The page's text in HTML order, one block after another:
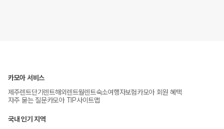
카모아 서비스
제주렌트단기렌트해외렌트월렌트숙소여행자보험카모아 회원 혜택
자주 묻는 질문카모아 TIP사이트맵
국내 인기 지역